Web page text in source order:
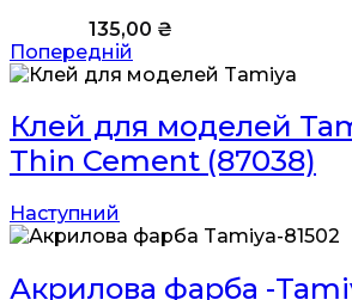
135,00 ₴
Попередній
Клей для моделей
Thin Cement (87038)
Наступний
Акрилова фарба -